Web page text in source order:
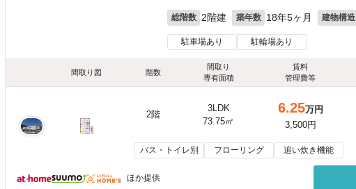
総階数 2階建 築年数 18年5ヶ月 建物構造
駐車場あり 駐輪場あり
間取り図 階数
間取り
専有面積
賃料
管理費等
2階
3LDK
73.75㎡
6.25万円
3,500円
バス・トイレ別 フローリング 追い炊き機能
ほか提供